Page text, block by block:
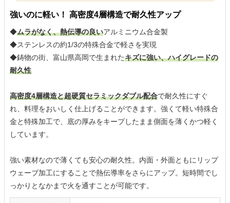
強いのに軽い！ 高密度4層構造で耐久性アップ
◆ムラがなく、熱伝導の良いアルミニウム合金製
◆ステンレスの約1/3の特殊合金で軽さを実現
◆鋳物の街、富山県高岡で生まれたキズに強い、ハイグレードの
耐久性
高密度4層構造と超硬質セラミックダブル配合で耐久性にすぐ
れ、料理をおいしく仕上げることができます。強くて軽い特殊合
金と特殊加工で、底の厚みをキープしたまま側面を薄くかつ軽く
しています。
強い素材なので薄くても安心の耐久性。内面・外面ともにリップ
ウェーブ加工にすることで熱伝導率をさらにアップ。短時間でし
っかりとなかまで火を通すことが可能です。